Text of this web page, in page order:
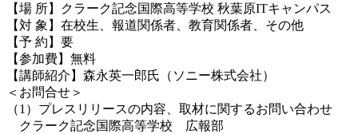
【場 所】クラーク記念国際高等学校 秋葉原ITキャンパス
【対 象】在校生、報道関係者、教育関係者、その他
【予 約】要
【参加費】無料
【講師紹介】森永英一郎氏（ソニー株式会社）
＜お問合せ＞
（1）プレスリリースの内容、取材に関するお問い合わせ
クラーク記念国際高等学校 広報部